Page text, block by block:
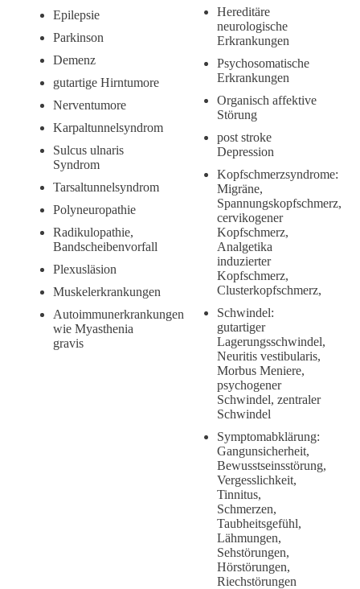
Epilepsie
Parkinson
Demenz
gutartige Hirntumore
Nerventumore
Karpaltunnelsyndrom
Sulcus ulnaris
Syndrom
Tarsaltunnelsyndrom
Polyneuropathie
Radikulopathie,
Bandscheibenvorfall
Plexusläsion
Muskelerkrankungen
Autoimmunerkrankungen
wie Myasthenia
gravis
Hereditäre
neurologische
Erkrankungen
Psychosomatische
Erkrankungen
Organisch affektive
Störung
post stroke
Depression
Kopfschmerzsyndrome:
Migräne,
Spannungskopfschmerz,
cervikogener
Kopfschmerz,
Analgetika
induzierter
Kopfschmerz,
Clusterkopfschmerz,
Schwindel:
gutartiger
Lagerungsschwindel,
Neuritis vestibularis,
Morbus Meniere,
psychogener
Schwindel, zentraler
Schwindel
Symptomabklärung:
Gangunsicherheit,
Bewusstseinsstörung,
Vergesslichkeit,
Tinnitus,
Schmerzen,
Taubheitsgefühl,
Lähmungen,
Sehstörungen,
Hörstörungen,
Riechstörungen